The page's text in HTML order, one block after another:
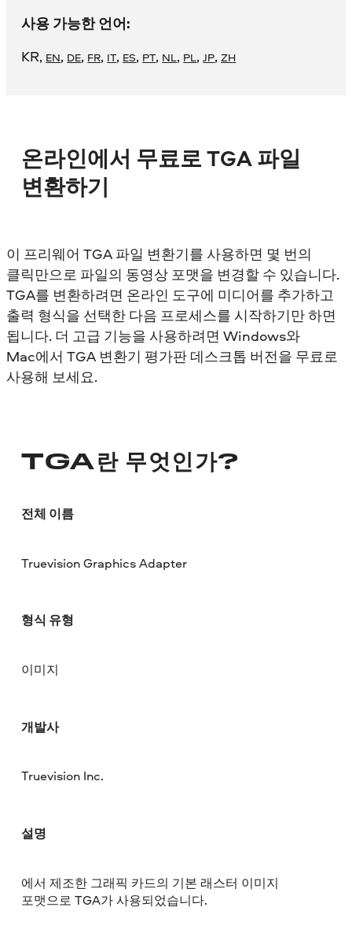
사용 가능한 언어:
KR, EN, DE, FR, IT, ES, PT, NL, PL,JP,ZH
온라인에서 무료로 TGA 파일
변환하기
이 프리웨어 TGA 파일 변환기를 사용하면 몇 번의
클릭만으로 파일의 동영상 포맷을 변경할 수 있습니다.
TGA를 변환하려면 온라인 도구에 미디어를 추가하고
출력 형식을 선택한 다음 프로세스를 시작하기만 하면
됩니다. 더 고급 기능을 사용하려면 Windows와
Mac에서 TGA 변환기 평가판 데스크톱 버전을 무료로
사용해 보세요.
TGA란 무엇인가?
전체 이름
Truevision Graphics Adapter
형식 유형
이미지
개발사
Truevision Inc.
설명
에서 제조한 그래픽 카드의 기본 래스터 이미지
포맷으로 TGA가 사용되었습니다.